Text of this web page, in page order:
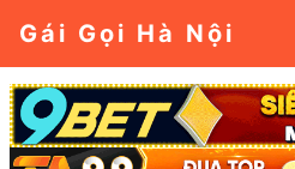
Gái Gọi Hà Nội